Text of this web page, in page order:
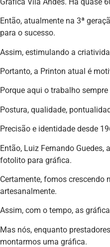
Então, atualmente na 3ª
para o sucesso.
Assim, estimulando a
Portanto, a Printon atual é
Porque aqui o trabalho
Postura, qualidade,
Precisão e identidade desde
Então, Luiz Fernando
fotolito para gráfica.
Certamente, fomos
artesanalmente.
Assim, com o tempo, as
Mas nós, enquanto
montarmos uma gráfica.